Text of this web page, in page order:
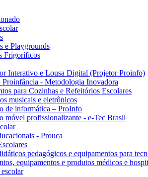
e Playgrounds
Frigoríficos
Interativo e Lousa Digital (Projetor Proinfo)
Proinfância - Metodologia Inovadora
para Cozinhas e Refeitórios Escolares
musicais e eletrônicos
de informática – ProInfo
móvel profissionalizante - e-Tec Brasil
- Prouca
pedagógicos e equipamentos para
equipamentos e produtos médicos e